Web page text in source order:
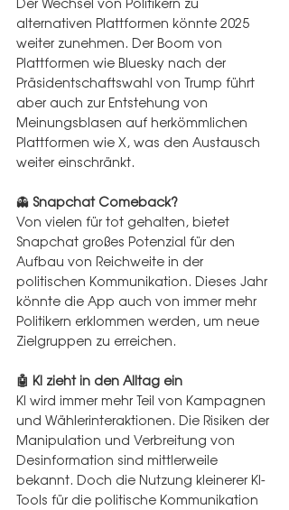
alternativen Plattformen könnte 2025
weiter zunehmen. Der Boom von
Plattformen wie Bluesky nach der
Präsidentschaftswahl von Trump führt
aber auch zur Entstehung von
Meinungsblasen auf herkömmlichen
Plattformen wie X, was den Austausch
weiter einschränkt.
👻 Snapchat Comeback?
Von vielen für tot gehalten, bietet
Snapchat großes Potenzial für den
Aufbau von Reichweite in der
politischen Kommunikation. Dieses Jahr
könnte die App auch von immer mehr
Politikern erklommen werden, um neue
Zielgruppen zu erreichen.
🤖 KI zieht in den Alltag ein
KI wird immer mehr Teil von Kampagnen
und Wählerinteraktionen. Die Risiken der
Manipulation und Verbreitung von
Desinformation sind mittlerweile
bekannt. Doch die Nutzung kleinerer KI-
Tools für die politische Kommunikation